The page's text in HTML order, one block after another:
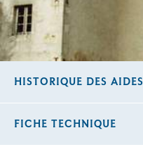
HISTORIQUE DES AIDES
FICHE TECHNIQUE